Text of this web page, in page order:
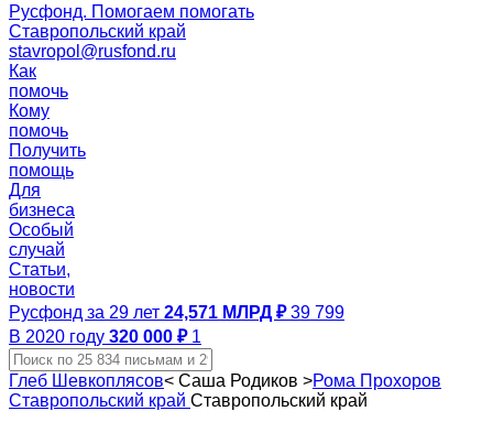
Русфонд. Помогаем помогать
Ставропольский край
stavropol@rusfond.ru
Как
помочь
Кому
помочь
Получить
помощь
Для
бизнеса
Особый
случай
Статьи,
новости
Русфонд за 29 лет 24,571 МЛРД ₽ 39 799
В 2020 году 320 000 ₽ 1
Глеб Шевкоплясов< Саша Родиков >Рома Прохоров
Ставропольский край Ставропольский край